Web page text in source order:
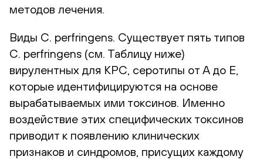
методов лечения.
Виды C. perfringens. Существует пять типов
C. perfringens (см. Таблицу ниже)
вирулентных для КРС, серотипы от A до E,
которые идентифицируются на основе
вырабатываемых ими токсинов. Именно
воздействие этих специфических токсинов
приводит к появлению клинических
признаков и синдромов, присущих каждому